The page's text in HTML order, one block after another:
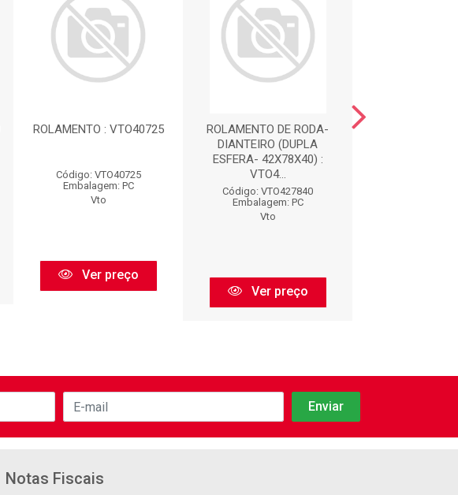
ROLAMENTO : VTO40725
Código: VTO40725
Embalagem: PC
Vto
Ver preço
ROLAMENTO DE RODA-
DIANTEIRO (DUPLA
ESFERA- 42X78X40) :
VTO4...
Código: VTO427840
Embalagem: PC
Vto
Ver preço
Notas Fiscais